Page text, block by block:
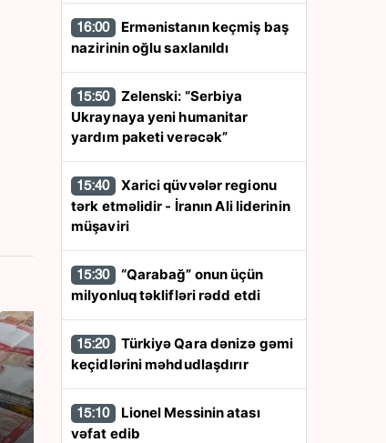
16:00
nazirinin oğlu saxlanıldı
15:50
Ukraynaya yeni humanitar
yardım paketi verəcək”
15:40
tərk etməlidir - İranın Ali liderinin
müşaviri
15:30
milyonluq təklifləri rədd etdi
15:20
keçidlərini məhdudlaşdırır
15:10
vəfat edib